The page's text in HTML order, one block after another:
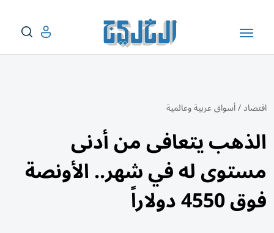
اقتصاد/أسواق عربية وعالمية
الذهب يتعافى من أدنى
مستوى له في شهر.. الأونصة
فوق 4550 دولاراً